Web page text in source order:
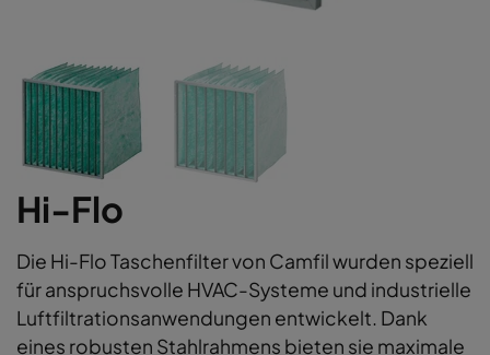
Hi-Flo
Die Hi-Flo Taschenfilter von Camfil wurden speziell
für anspruchsvolle HVAC-Systeme und industrielle
Luftfiltrationsanwendungen entwickelt. Dank
eines robusten Stahlrahmens bieten sie maximale